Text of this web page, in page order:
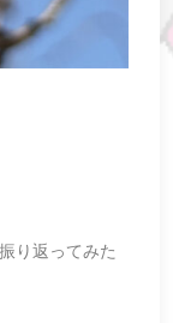
り返ってみた